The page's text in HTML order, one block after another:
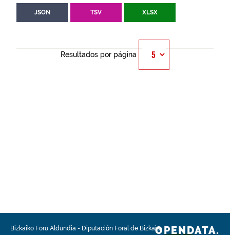
JSON TSV XLSX
Resultados por página
Bizkaiko Foru Aldundia - Diputación Foral de BizkaiaOPENDATA.